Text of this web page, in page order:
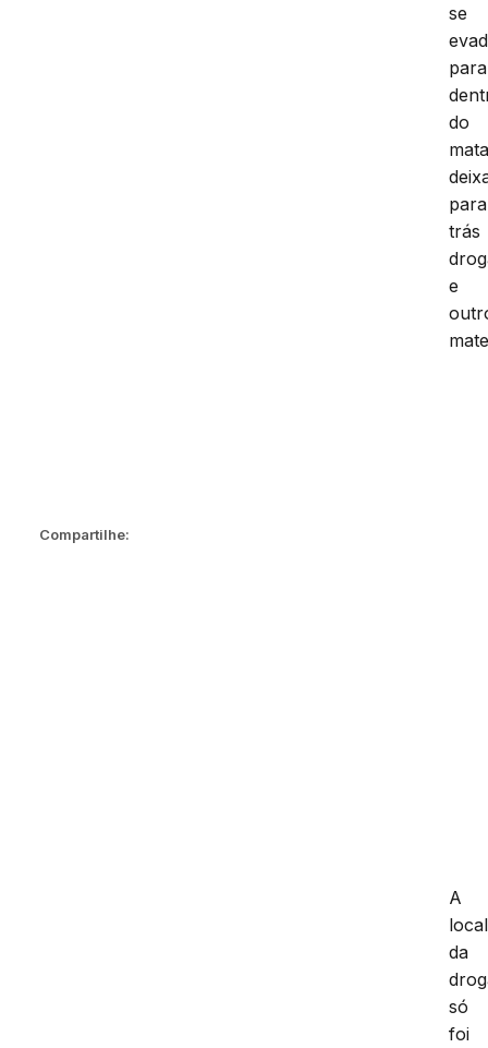
Compartilhe:
se
para
do
para
trás
e
A
da
só
foi